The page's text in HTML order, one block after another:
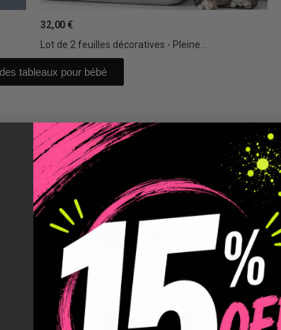
Lot de 2 feuilles décoratives - Pleine...
32,00 €
tableaux pour bébé